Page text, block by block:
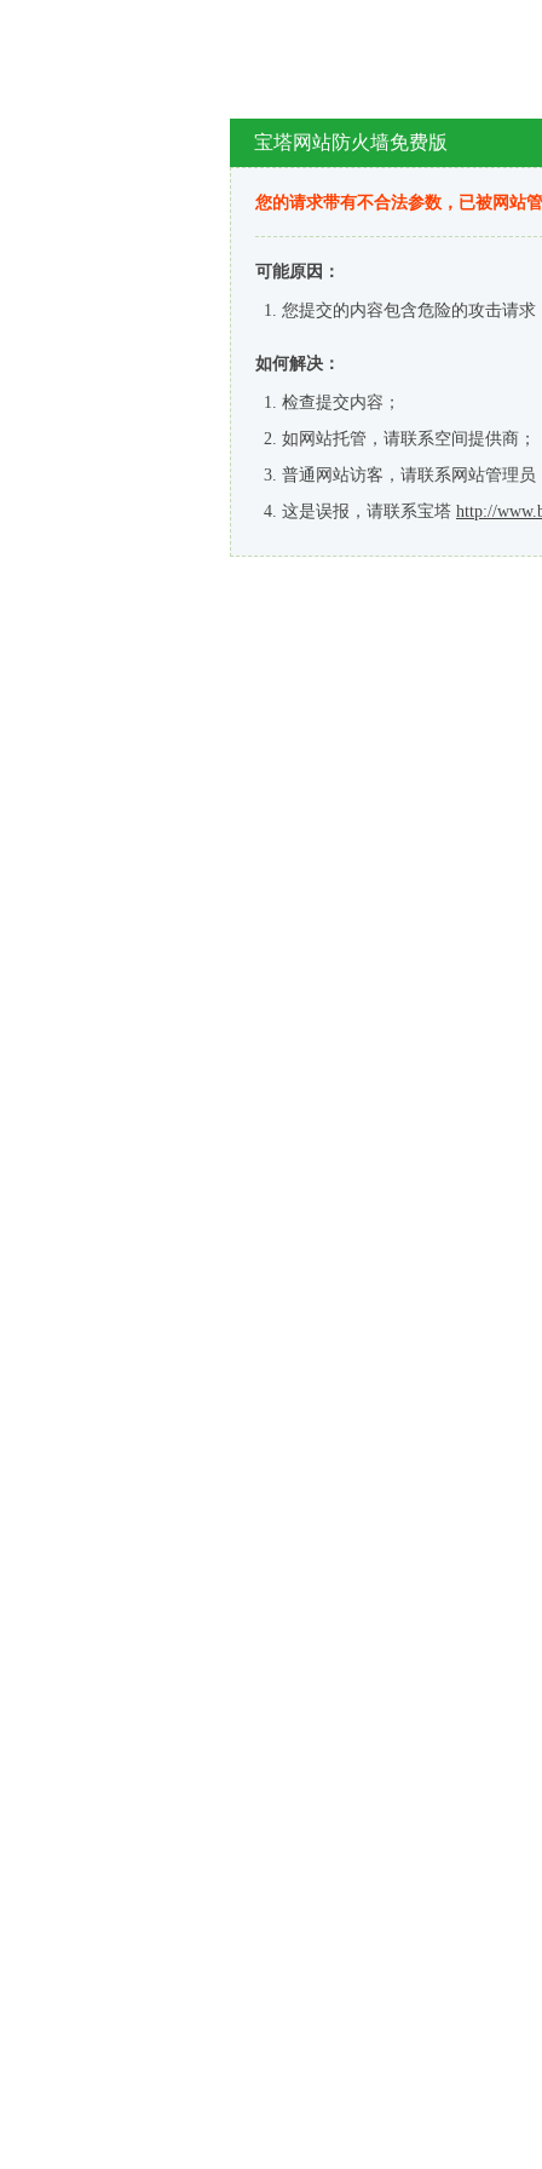
宝塔网站防火墙免费版
您的请求带有不合法参数，已被网站
可能原因：
您提交的内容包含危险的攻击请求
如何解决：
检查提交内容；
如网站托管，请联系空间提供商；
普通网站访客，请联系网站管理员
这是误报，请联系宝塔 http://